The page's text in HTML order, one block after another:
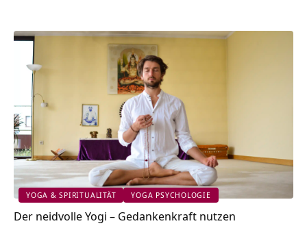
YOGA & SPIRITUALITÄT YOGA PSYCHOLOGIE
Der neidvolle Yogi – Gedankenkraft nutzen